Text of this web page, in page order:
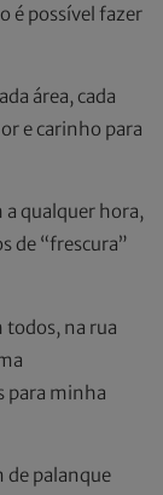
é possível fazer
área, cada
e carinho para
a qualquer hora,
de “frescura”
todos, na rua
para minha
de palanque